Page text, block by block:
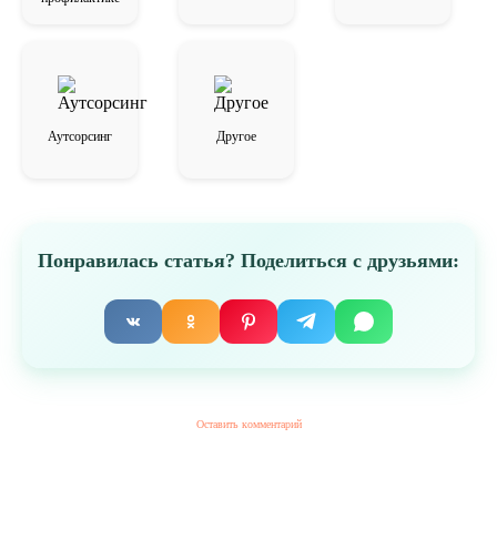
Аутсорсинг Другое
Понравилась статья? Поделиться с друзьями:
Оставить комментарий